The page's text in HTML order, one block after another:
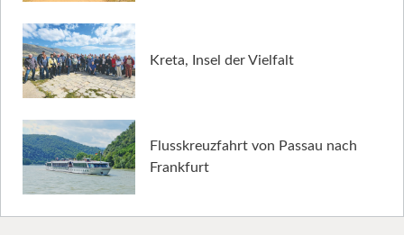
Kreta, Insel der Vielfalt
Flusskreuzfahrt von Passau nach
Frankfurt